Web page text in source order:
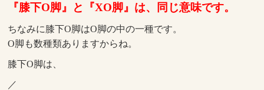
『膝下O脚』と『XO脚』は、同じ意味です。
ちなみに膝下O脚はO脚の中の一種です。
O脚も数種類ありますからね。
膝下O脚は、
／